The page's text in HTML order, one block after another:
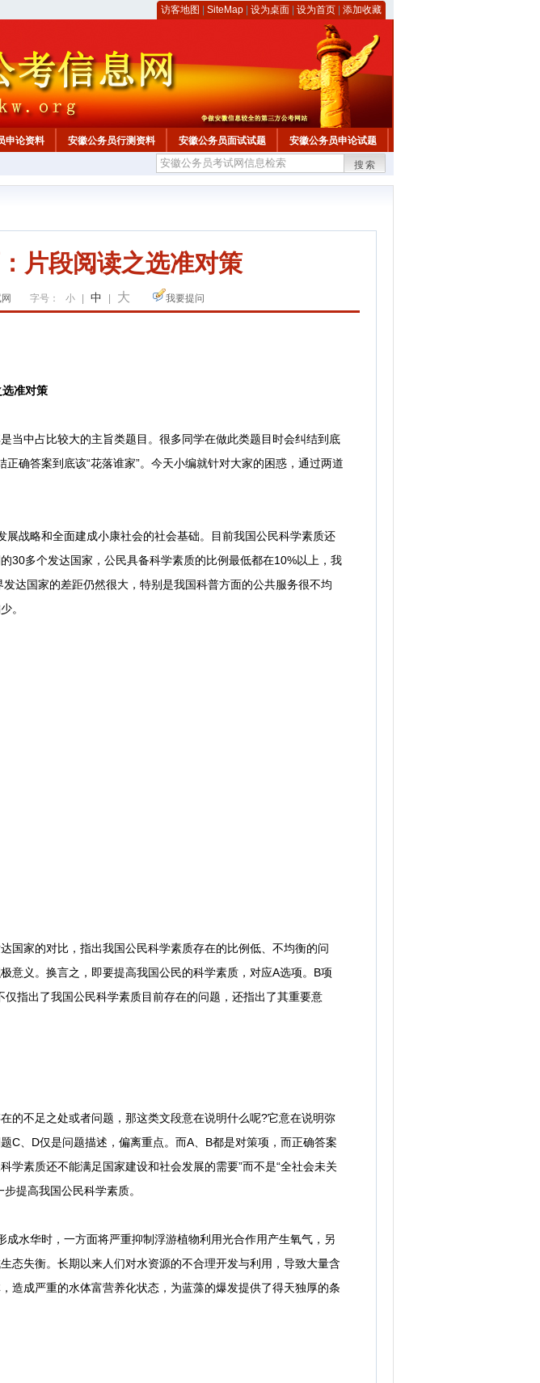
访客地图 SiteMap 设为桌面 设为首页 添加收藏
申论资料 安徽公务员行测资料 安徽公务员面试试题 安徽公务员申论试题
搜索
片段阅读之选准对策
字号： 小 中 大 我要提问
选准对策
中占比较大的主旨类题目。很多同学在做此类题目时会纠结到底
确答案到底该“花落谁家”。今天小编就针对大家的困惑，通过两道
战略和全面建成小康社会的社会基础。目前我国公民科学素质还
30多个发达国家，公民具备科学素质的比例最低都在10%以上，我
达国家的差距仍然很大，特别是我国科普方面的公共服务很不均
。
家的对比，指出我国公民科学素质存在的比例低、不均衡的问
意义。换言之，即要提高我国公民的科学素质，对应A选项。B项
指出了我国公民科学素质目前存在的问题，还指出了其重要意
不足之处或者问题，那这类文段意在说明什么呢?它意在说明弥
C、D仅是问题描述，偏离重点。而A、B都是对策项，而正确答案
学素质还不能满足国家建设和社会发展的需要”而不是“全社会未关
提高我国公民科学素质。
水华时，一方面将严重抑制浮游植物利用光合作用产生氧气，另
态失衡。长期以来人们对水资源的不合理开发与利用，导致大量含
造成严重的水体富营养化状态，为蓝藻的爆发提供了得天独厚的条